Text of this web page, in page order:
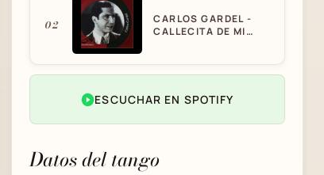
02
CARLOS GARDEL -
CALLECITA DE MI
ESCUCHAR EN SPOTIFY
Datos del tango